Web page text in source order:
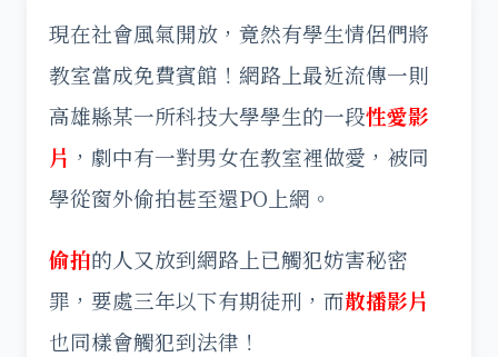
現在社會風氣開放，竟然有學生情侶們將
教室當成免費賓館！網路上最近流傳一則
高雄縣某一所科技大學學生的一段性愛影
片 ，劇中有一對男女在教室裡做愛，被同
學從窗外偷拍甚至還PO上網。
偷拍的人又放到網路上已觸犯妨害秘密
罪，要處三年以下有期徒刑，而散播影片
也同樣會觸犯到法律！